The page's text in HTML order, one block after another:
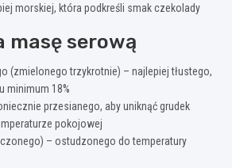
morskiej, która podkreśli smak czekolady
masę serową
(zmielonego trzykrotnie) – najlepiej tłustego,
minimum 18%
przesianego, aby uniknąć grudek
pokojowej
– ostudzonego do temperatury